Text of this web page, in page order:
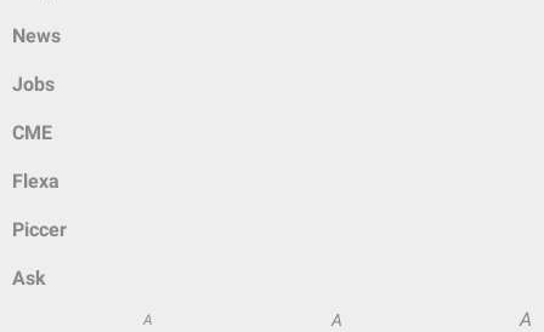
News
Jobs
CME
Flexa
Piccer
Ask
A A A